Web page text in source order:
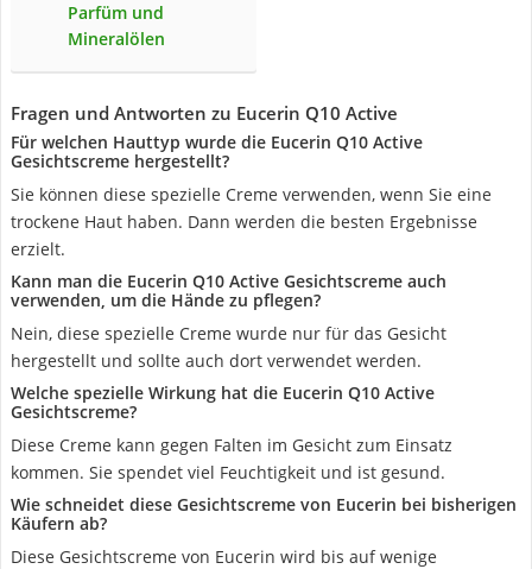
Parfüm und
Mineralölen
Fragen und Antworten zu Eucerin Q10 Active
Für welchen Hauttyp wurde die Eucerin Q10 Active
Gesichtscreme hergestellt?
Sie können diese spezielle Creme verwenden, wenn Sie eine
trockene Haut haben. Dann werden die besten Ergebnisse
erzielt.
Kann man die Eucerin Q10 Active Gesichtscreme auch
verwenden, um die Hände zu pflegen?
Nein, diese spezielle Creme wurde nur für das Gesicht
hergestellt und sollte auch dort verwendet werden.
Welche spezielle Wirkung hat die Eucerin Q10 Active
Gesichtscreme?
Diese Creme kann gegen Falten im Gesicht zum Einsatz
kommen. Sie spendet viel Feuchtigkeit und ist gesund.
Wie schneidet diese Gesichtscreme von Eucerin bei bisherigen
Käufern ab?
Diese Gesichtscreme von Eucerin wird bis auf wenige